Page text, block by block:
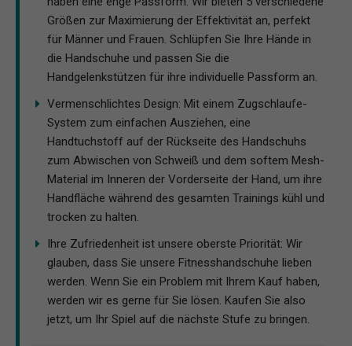
Größen zur Maximierung der Effektivität an, perfekt
für Männer und Frauen. Schlüpfen Sie Ihre Hände in
die Handschuhe und passen Sie die
Handgelenkstützen für ihre individuelle Passform an.
Vermenschlichtes Design: Mit einem Zugschlaufe-
System zum einfachen Ausziehen, eine
Handtuchstoff auf der Rückseite des Handschuhs
zum Abwischen von Schweiß und dem softem Mesh-
Material im Inneren der Vorderseite der Hand, um ihre
Handfläche während des gesamten Trainings kühl und
trocken zu halten.
Ihre Zufriedenheit ist unsere oberste Priorität: Wir
glauben, dass Sie unsere Fitnesshandschuhe lieben
werden. Wenn Sie ein Problem mit Ihrem Kauf haben,
werden wir es gerne für Sie lösen. Kaufen Sie also
jetzt, um Ihr Spiel auf die nächste Stufe zu bringen.